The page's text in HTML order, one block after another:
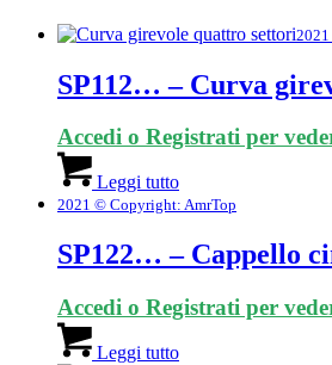
SP112… – Curva
Accedi o Registrati per
Leggi tutto
2021 © Copyright: AmrTop
SP122… – Cappello
Accedi o Registrati per
Leggi tutto